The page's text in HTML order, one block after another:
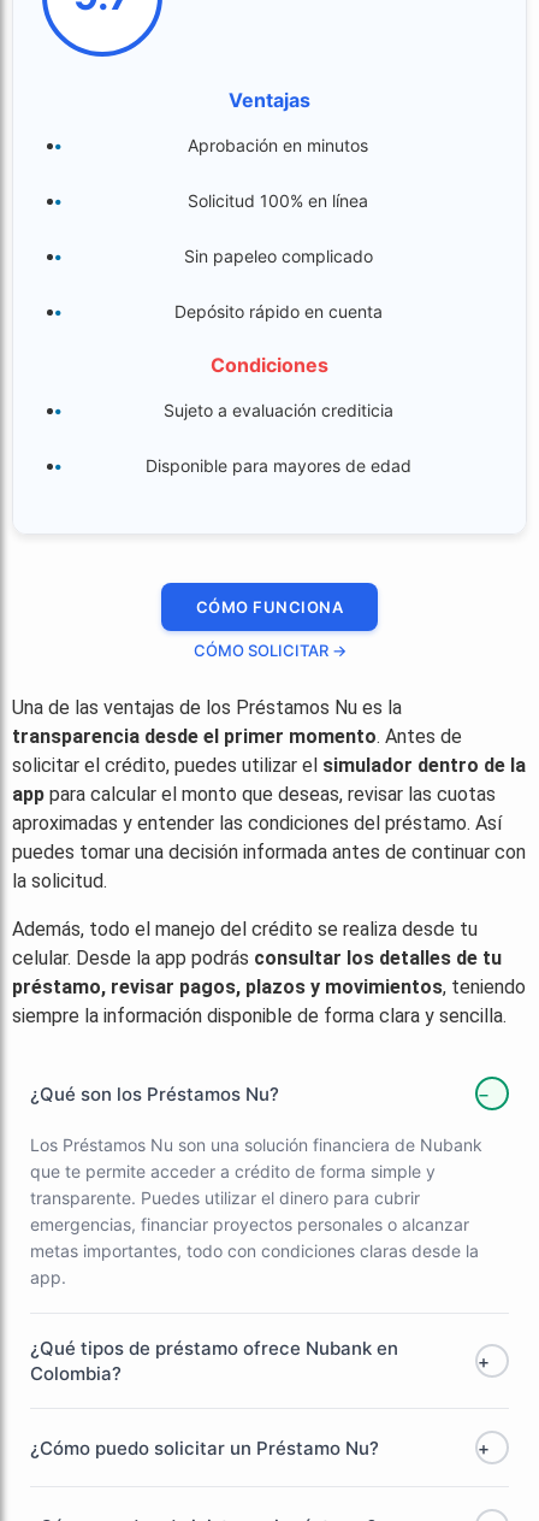
Ventajas
Aprobación en minutos
Solicitud 100% en línea
Sin papeleo complicado
Depósito rápido en cuenta
Condiciones
Sujeto a evaluación crediticia
Disponible para mayores de edad
CÓMO FUNCIONA
CÓMO SOLICITAR →
Una de las ventajas de los Préstamos Nu es la
transparencia desde el primer momento. Antes de
solicitar el crédito, puedes utilizar el simulador dentro de la
app para calcular el monto que deseas, revisar las cuotas
aproximadas y entender las condiciones del préstamo. Así
puedes tomar una decisión informada antes de continuar con
la solicitud.
Además, todo el manejo del crédito se realiza desde tu
celular. Desde la app podrás consultar los detalles de tu
préstamo, revisar pagos, plazos y movimientos, teniendo
siempre la información disponible de forma clara y sencilla.
¿Qué son los Préstamos Nu? −
Los Préstamos Nu son una solución financiera de Nubank
que te permite acceder a crédito de forma simple y
transparente. Puedes utilizar el dinero para cubrir
emergencias, financiar proyectos personales o alcanzar
metas importantes, todo con condiciones claras desde la
app.
¿Qué tipos de préstamo ofrece Nubank en
Colombia?
+
¿Cómo puedo solicitar un Préstamo Nu? +